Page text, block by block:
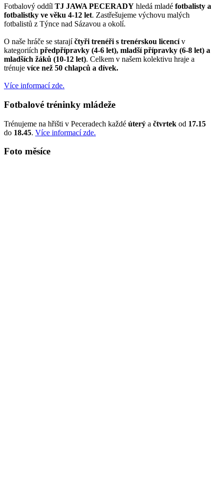
Fotbalový oddíl TJ JAWA PECERADY hledá mladé fotbalisty a
fotbalistky ve věku 4-12 let. Zastřešujeme výchovu malých
fotbalistů z Týnce nad Sázavou a okolí.
O naše hráče se starajíčtyři trenéři s trenérskou licencív
kategoriích předpřípravky (4-6 let), mladší přípravky (6-8 let) a
mladších žáků (10-12 let). Celkem v našem kolektivu hraje a
trénuje více než 50 chlapců a dívek.
Více informací zde.
Fotbalové tréninky mládeže
Trénujeme na hřišti v Peceradech každé úterý a čtvrtek od 17.15
do 18.45. Více informací zde.
Foto měsíce